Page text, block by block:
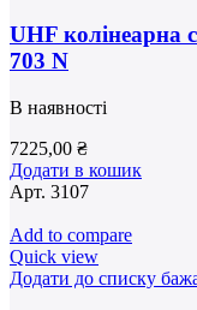
UHF колінеарна
703 N
В наявності
7225,00 ₴
Додати в кошик
Арт. 3107
Add to compare
Quick view
Додати до списку